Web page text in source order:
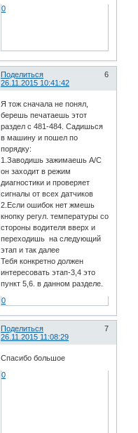
0
Поделиться
6
26.11.2015 10:41:42
Я тож сначала не понял,
берешь печатаешь этот
раздел с 481-484. Садишься
в машину и пошел по
порядку:
1.Заводишь зажимаешь А/С
он заходит в режим
диагностики и проверяет
сигналы от всех датчиков
2.Если ошибок нет жмешь
кнопку регул. температуры со
стороны водителя вверх и
переходишь на следующий
этап и так далее
Тебя конкретно должен
интересовать этап-3,4 это
пункт 5,6. в данном разделе.
0
Поделиться
7
26.11.2015 11:08:29
Спасибо большое
0